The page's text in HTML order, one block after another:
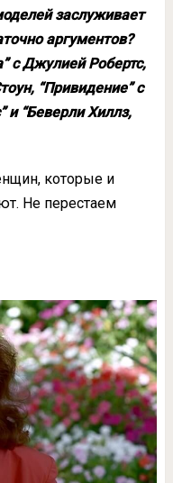
заслуживает
аргументов?
с Джулией Робертс,
“Привидение” с
“Беверли Хиллз,
которые и
Не перестаем